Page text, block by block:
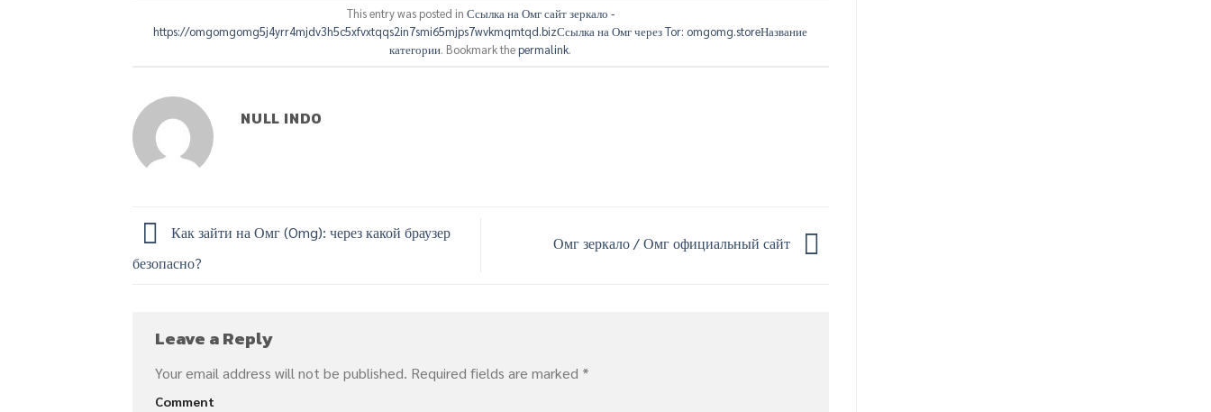
This entry was posted in Ссылка на Омг сайт зеркало -
https://omgomgomg5j4yrr4mjdv3h5c5xfvxtqqs2in7smi65mjps7wvkmqmtqd.bizСсылка на Омг через Tor: omgomg.storeНазвание
категории. Bookmark thepermalink.
NULL INDO
Как зайти на Омг (Omg): через какой браузер
безопасно?
Омг зеркало / Омг официальный сайт
Leave a Reply
Your email address will not be published. Required fields are marked *
Comment